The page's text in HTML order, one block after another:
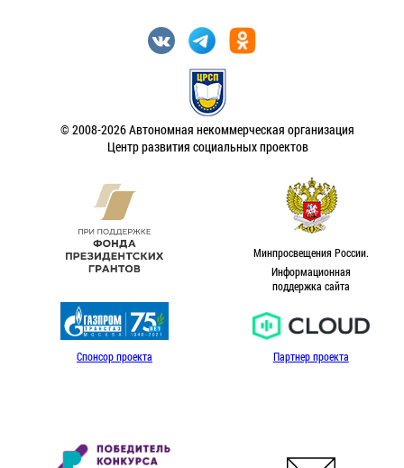
© 2008-2026 Автономная некоммерческая организация
Центр развития социальных проектов
Минпросвещения России.
Информационная
поддержка сайта
Спонсор проекта Партнер проекта